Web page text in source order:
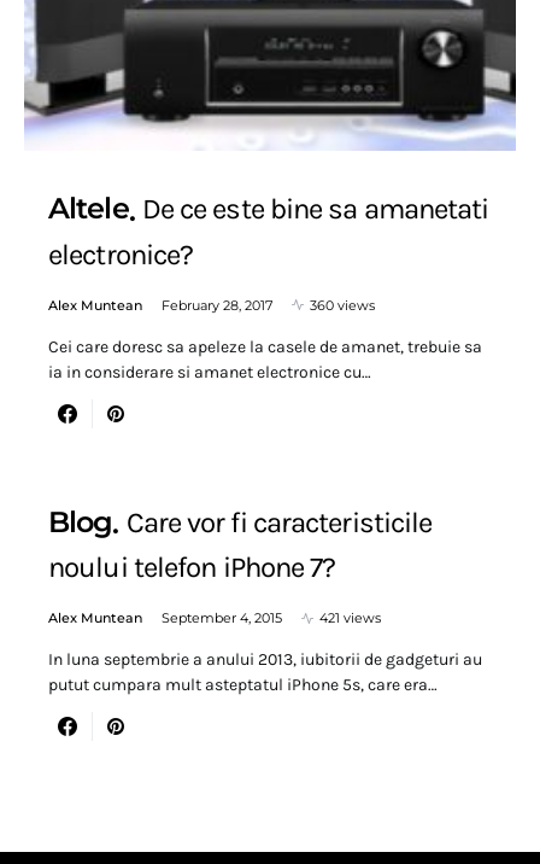
Altele De ce este bine sa amanetati
electronice?
Alex Muntean February 28, 2017 360 views
Cei care doresc sa apeleze la casele de amanet, trebuie sa
ia in considerare si amanet electronice cu…
Blog Care vor fi caracteristicile
noului telefon iPhone 7?
Alex Muntean September 4, 2015 421 views
In luna septembrie a anului 2013, iubitorii de gadgeturi au
putut cumpara mult asteptatul iPhone 5s, care era…